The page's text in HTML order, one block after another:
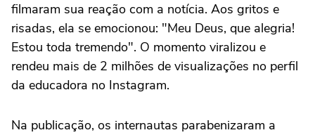
filmaram sua reação com a notícia. Aos gritos e
risadas, ela se emocionou: "Meu Deus, que alegria!
Estou toda tremendo". O momento viralizou e
rendeu mais de 2 milhões de visualizações no perfil
da educadora no Instagram.
Na publicação, os internautas parabenizaram a